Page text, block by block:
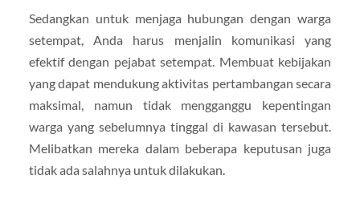
Sedangkan untuk menjaga hubungan dengan warga
setempat, Anda harus menjalin komunikasi yang
efektif dengan pejabat setempat. Membuat kebijakan
yang dapat mendukung aktivitas pertambangan secara
maksimal, namun tidak mengganggu kepentingan
warga yang sebelumnya tinggal di kawasan tersebut.
Melibatkan mereka dalam beberapa keputusan juga
tidak ada salahnya untuk dilakukan.